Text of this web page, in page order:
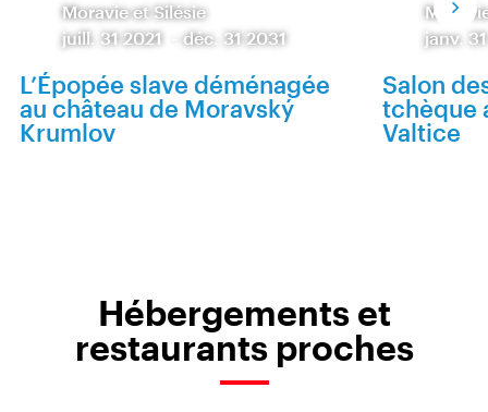
Moravie et Silésie
juill. 31 2021
-déc. 31 2031
L’Épopée slave déménagée
au château de Moravský
Krumlov
janv.
Salon
tchèque
Valtice
Hébergements et
restaurants proches